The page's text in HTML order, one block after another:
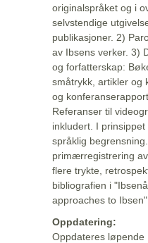
originalspråket og i
selvstendige
publikasjoner. 2)
av Ibsens verker. 3)
og forfatterskap:
småtrykk, artikler og
og
Referanser til
inkludert. I
språklig
primærregistrering
flere trykte,
bibliografien i
approaches to
Oppdatering:
Oppdateres løpende